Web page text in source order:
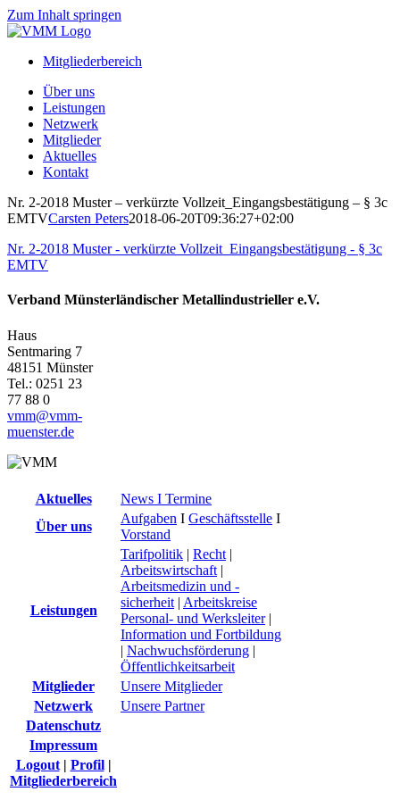
Zum Inhalt springen
Mitgliederbereich
Über uns
Leistungen
Netzwerk
Mitglieder
Aktuelles
Kontakt
Nr. 2-2018 Muster – verkürzte Vollzeit_Eingangsbestätigung – § 3c
EMTVCarsten Peters2018-06-20T09:36:27+02:00
Nr. 2-2018 Muster - verkürzte Vollzeit_Eingangsbestätigung - § 3c
EMTV
Verband Münsterländischer Metallindustrieller e.V.
Haus
Sentmaring 7
48151 Münster
Tel.: 0251 23
77 88 0
vmm@vmm-
muenster.de
Aktuelles
News I Termine
Über uns
Aufgaben I Geschäftsstelle I
Vorstand
Leistungen
Tarifpolitik | Recht |
Arbeitswirtschaft |
Arbeitsmedizin und -
sicherheit | Arbeitskreise
Personal- und Werksleiter|
Information und Fortbildung
| Nachwuchsförderung |
Öffentlichkeitsarbeit
Mitglieder
Unsere Mitglieder
Netzwerk
Unsere Partner
Datenschutz
Impressum
Logout| Profil|
Mitgliederbereich